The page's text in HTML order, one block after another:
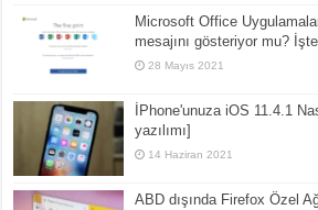
Microsoft Office
mesajını gösteriyor mu?
28 Mayıs 2021
İPhone'unuza iOS 11.4.1
yazılımı]
14 Haziran 2021
ABD dışında Firefox Özel